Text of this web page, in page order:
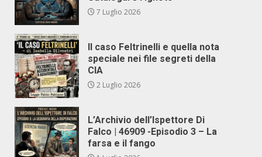
7 Luglio 2026
Il caso Feltrinelli e quella nota
speciale nei file segreti della
CIA
2 Luglio 2026
L’Archivio dell’Ispettore Di
Falco | 46909 -Episodio 3 – La
farsa e il fango